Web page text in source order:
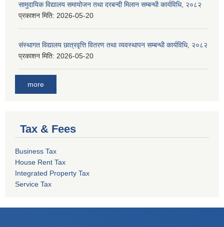
सामुदायिक विद्यालय समायोजन तथा दरबन्दी मिलान सम्बन्धी कार्यविधि, २०८२
प्रकाशन मिति: 2026-05-20
संस्थागत विद्यालय छात्रवृत्ति वितरण तथा व्यवस्थापन सम्बन्धी कार्यविधि, २०८२
प्रकाशन मिति: 2026-05-20
more
Tax & Fees
Business Tax
House Rent Tax
Integrated Property Tax
Service Tax